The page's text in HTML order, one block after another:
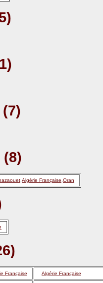
(8)
Française,Oran
Française Algérie Française